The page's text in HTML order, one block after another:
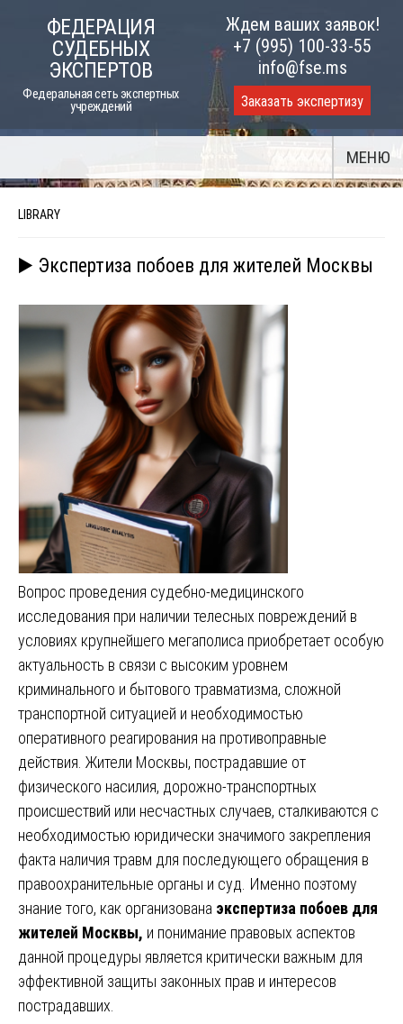
ФЕДЕРАЦИЯ
СУДЕБНЫХ
ЭКСПЕРТОВ
Федеральная сеть экспертных
учреждений
Ждем ваших заявок!
+7 (995) 100-33-55
info@fse.ms
Заказать экспертизу
МЕНЮ
LIBRARY
▶️ Экспертиза побоев для жителей Москвы
Вопрос проведения судебно-медицинского
исследования при наличии телесных повреждений в
условиях крупнейшего мегаполиса приобретает особую
актуальность в связи с высоким уровнем
криминального и бытового травматизма, сложной
транспортной ситуацией и необходимостью
оперативного реагирования на противоправные
действия. Жители Москвы, пострадавшие от
физического насилия, дорожно-транспортных
происшествий или несчастных случаев, сталкиваются с
необходимостью юридически значимого закрепления
факта наличия травм для последующего обращения в
правоохранительные органы и суд. Именно поэтому
знание того, как организована экспертиза побоев для
жителей Москвы, и понимание правовых аспектов
данной процедуры является критически важным для
эффективной защиты законных прав и интересов
пострадавших.